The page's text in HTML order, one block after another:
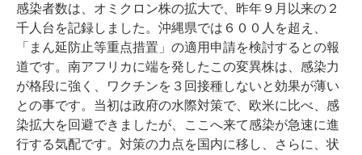
感染者数は、オミクロン株の拡大で、昨年９月以来の２
千人台を記録しました。沖縄県では６００人を超え、
「まん延防止等重点措置」の適用申請を検討するとの報
道です。南アフリカに端を発したこの変異株は、感染力
が格段に強く、ワクチンを３回接種しないと効果が薄い
との事です。当初は政府の水際対策で、欧米に比べ、感
染拡大を回避できましたが、ここへ来て感染が急速に進
行する気配です。対策の力点を国内に移し、さらに、状